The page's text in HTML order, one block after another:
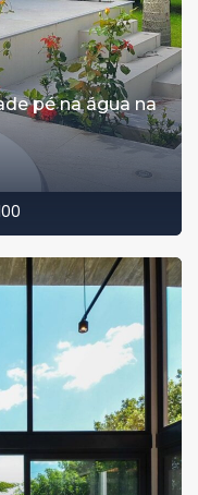
pé na água na